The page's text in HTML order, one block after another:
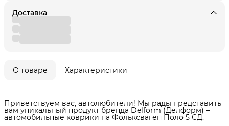
Доставка
О товаре Характеристики
Приветствуем вас, автолюбители! Мы рады представить
вам уникальный продукт бренда Delform (Делформ) –
автомобильные коврики на Фольксваген Поло 5 СД.